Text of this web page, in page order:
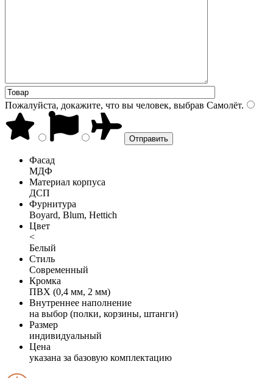
Пожалуйста, докажите, что вы человек, выбрав Самолёт.
Фасад
МДФ
Материал корпуса
ДСП
Фурнитура
Boyard, Blum, Hettich
Цвет
<
Белый
Стиль
Современный
Кромка
ПВХ (0,4 мм, 2 мм)
Внутреннее наполнение
на выбор (полки, корзины, штанги)
Размер
индивидуальный
Цена
указана за базовую комплектацию